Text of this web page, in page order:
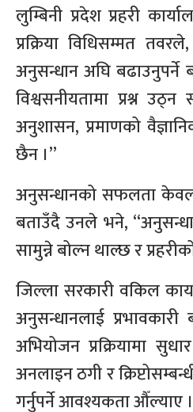
लुम्बिनी प्रदेश प्रहरी
प्रक्रिया विधिसम्मत
अनुसन्धान अघि बढाउनुपर्ने
विश्वसनीयतामा प्रश्न
अनुशासन, प्रमाणको
छैन ।”
अनुसन्धानको सफलता केवल
बताउँदै उनले भने,
सामुन्ने बोल्न थाल्छ र
जिल्ला सरकारी वकिल
अनुसन्धानलाई
अभियोजन प्रक्रियामा
अनलाइन ठगी र
गर्नुपर्ने आवश्यकता औँल्याए ।